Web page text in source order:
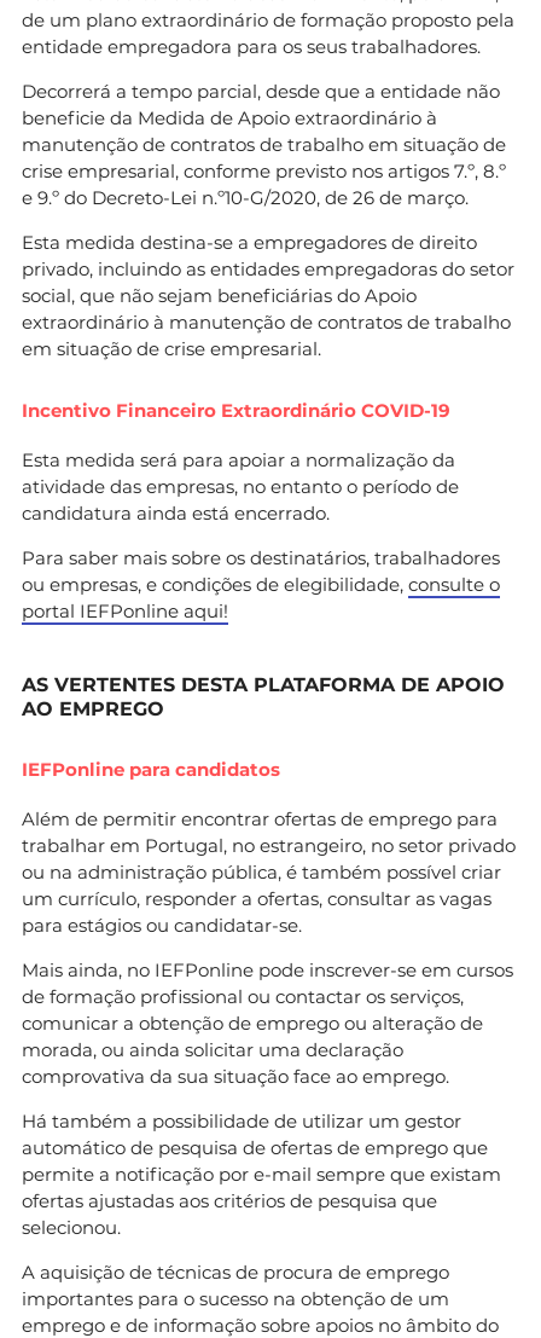
de um plano extraordinário de formação proposto pela
entidade empregadora para os seus trabalhadores.
Decorrerá a tempo parcial, desde que a entidade não
beneficie da Medida de Apoio extraordinário à
manutenção de contratos de trabalho em situação de
crise empresarial, conforme previsto nos artigos 7.º, 8.º
e 9.º do Decreto-Lei n.º10-G/2020, de 26 de março.
Esta medida destina-se a empregadores de direito
privado, incluindo as entidades empregadoras do setor
social, que não sejam beneficiárias do Apoio
extraordinário à manutenção de contratos de trabalho
em situação de crise empresarial.
Incentivo Financeiro Extraordinário COVID-19
Esta medida será para apoiar a normalização da
atividade das empresas, no entanto o período de
candidatura ainda está encerrado.
Para saber mais sobre os destinatários, trabalhadores
ou empresas, e condições de elegibilidade, consulte o
portal IEFPonline aqui!
AS VERTENTES DESTA PLATAFORMA DE APOIO
AO EMPREGO
IEFPonline para candidatos
Além de permitir encontrar ofertas de emprego para
trabalhar em Portugal, no estrangeiro, no setor privado
ou na administração pública, é também possível criar
um currículo, responder a ofertas, consultar as vagas
para estágios ou candidatar-se.
Mais ainda, no IEFPonline pode inscrever-se em cursos
de formação profissional ou contactar os serviços,
comunicar a obtenção de emprego ou alteração de
morada, ou ainda solicitar uma declaração
comprovativa da sua situação face ao emprego.
Há também a possibilidade de utilizar um gestor
automático de pesquisa de ofertas de emprego que
permite a notificação por e-mail sempre que existam
ofertas ajustadas aos critérios de pesquisa que
selecionou.
A aquisição de técnicas de procura de emprego
importantes para o sucesso na obtenção de um
emprego e de informação sobre apoios no âmbito do